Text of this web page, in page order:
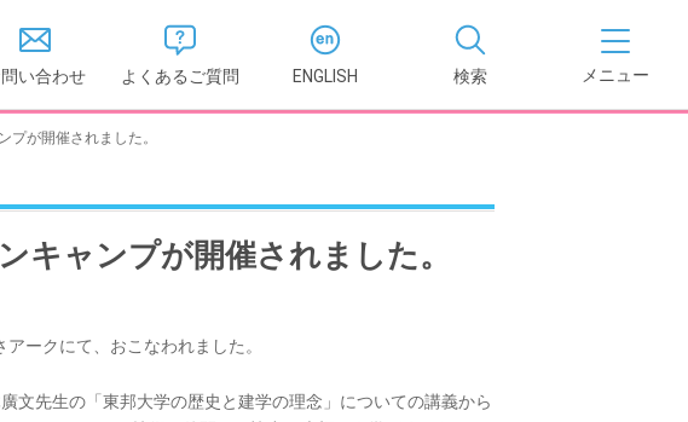
い合わせ よくあるご質問 ENGLISH 検索
教学に関する情報
設置計画履行状況報告書
薬学部
看護学部
プが開催されました。
キャンプが開催されました。
ークにて、おこなわれました。
文先生の「東邦大学の歴史と建学の理念」についての講義から